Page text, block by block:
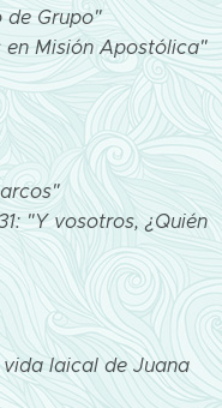
de Grupo"
en Misión Apostólica"
"Y vosotros, ¿Quién
laical de Juana